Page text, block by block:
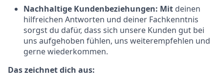
Nachhaltige Kundenbeziehungen: Mit deinen
hilfreichen Antworten und deiner Fachkenntnis
sorgst du dafür, dass sich unsere Kunden gut bei
uns aufgehoben fühlen, uns weiterempfehlen und
gerne wiederkommen.
Das zeichnet dich aus: